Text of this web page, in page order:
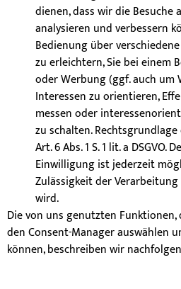
dienen, dass wir die Besuche
analysieren und verbessern
Bedienung über
zu erleichtern, Sie bei einem
oder Werbung (ggf. auch um
Interessen zu orientieren,
messen oder
zu schalten.
Art. 6 Abs. 1 S. 1 lit. a DSGVO.
Einwilligung ist jederzeit
Zulässigkeit der
wird.
Die von uns genutzten
den Consent-Manager auswählen
können, beschreiben wir